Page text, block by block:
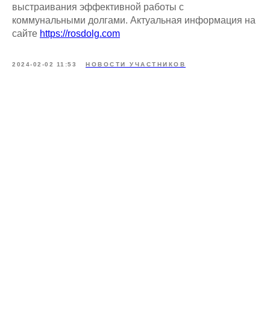
выстраивания эффективной работы с
коммунальными долгами. Актуальная информация на
сайте https://rosdolg.com
2024-02-02 11:53 НОВОСТИ УЧАСТНИКОВ